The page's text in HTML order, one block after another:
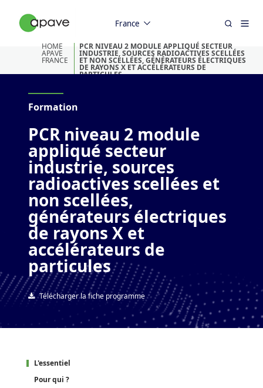
France
HOME
APAVE
FRANCE
PCR NIVEAU 2 MODULE APPLIQUÉ SECTEUR
INDUSTRIE, SOURCES RADIOACTIVES SCELLÉES
ET NON SCELLÉES, GÉNÉRATEURS ÉLECTRIQUES
DE RAYONS X ET ACCÉLÉRATEURS DE
PARTICULES
Formation
PCR niveau 2 module
appliqué secteur
industrie, sources
radioactives scellées et
non scellées,
générateurs électriques
de rayons X et
accélérateurs de
particules
Télécharger la fiche programme
L'essentiel
Pour qui ?